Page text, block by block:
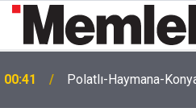
00:41 Polatlı-Haymana-